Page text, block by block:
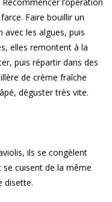
Faire bouillir un
avec les algues, puis
elles remontent à la
puis répartir dans des
de crème fraîche
déguster très vite.
ils se congèlent
cuisent de la même
disette.